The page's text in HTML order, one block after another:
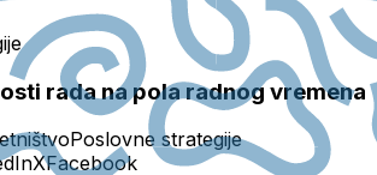
rada na pola radnog vremena
Poslovne strategije
XFacebook